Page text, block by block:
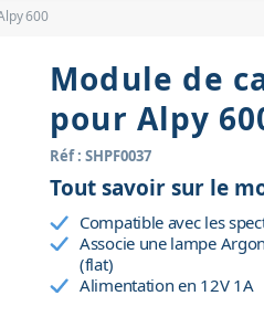
600
Module de
pour Alpy
Réf : SHPF0037
Tout savoir sur le
Compatible avec les
Associe une lampe
(flat)
Alimentation en 12V 1A